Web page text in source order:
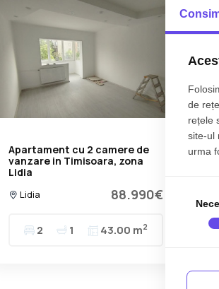
Apartament cu 2 camere de
vanzare in Timisoara, zona
Lidia
Lidia 88.990€
2 1 43.00 m2
de
rețele
site-ul
urma